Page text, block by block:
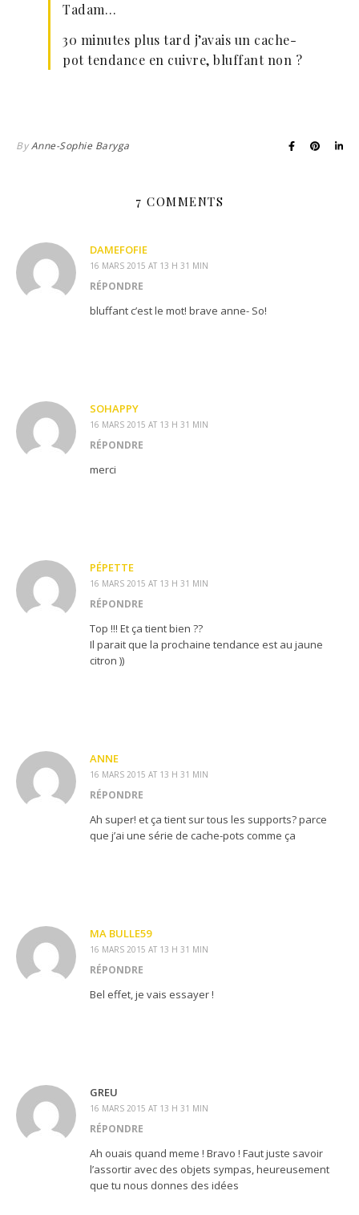
Tadam…
30 minutes plus tard j’avais un cache-
pot tendance en cuivre, bluffant non ?
ByAnne-Sophie Baryga
7 COMMENTS
DAMEFOFIE
16 MARS 2015 AT 13 H 31 MIN
RÉPONDRE
bluffant c’est le mot! brave anne- So!
SOHAPPY
16 MARS 2015 AT 13 H 31 MIN
RÉPONDRE
merci
PÉPETTE
16 MARS 2015 AT 13 H 31 MIN
RÉPONDRE
Top !!! Et ça tient bien ??
Il parait que la prochaine tendance est au jaune
citron ))
ANNE
16 MARS 2015 AT 13 H 31 MIN
RÉPONDRE
Ah super! et ça tient sur tous les supports? parce
que j’ai une série de cache-pots comme ça
MA BULLE59
16 MARS 2015 AT 13 H 31 MIN
RÉPONDRE
Bel effet, je vais essayer !
GREU
16 MARS 2015 AT 13 H 31 MIN
RÉPONDRE
Ah ouais quand meme ! Bravo ! Faut juste savoir
l’assortir avec des objets sympas, heureusement
que tu nous donnes des idées